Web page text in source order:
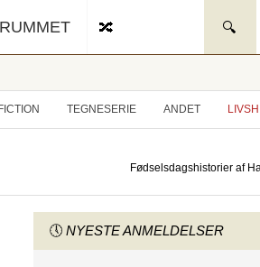
TEGNESERIE ANDET
Fødselsdagshistorier af
NYESTE ANMELDELSER